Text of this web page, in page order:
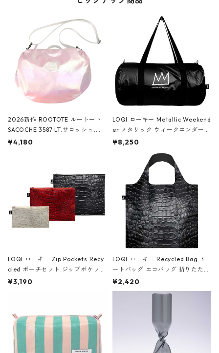
2026新作 ROOTOTE ルートート
SACOCHE 3587 LT.サコッシュ.ル
ミエ-B ショルダーバッグ グロスピ
¥4,180
LOQI ローキー Metallic Weekend
er メタリック ウィークエンダー
ボストンバッグ ショルダーバッグ
Black ジャン=ミッシェル・バスキ
ア/クラウン ブラック
¥8,250
LOQI ローキー Zip Pockets Recy
cled ポーチセット ジップポケット
ファスナーポーチ 撥水加工 トラベ
ーガンディー、オフホワイト
¥3,190
LOQI ローキー Recycled Bag ト
ートバッグ エコバッグ 折りたたみ
大きめ 撥水加工 収納ポーチ CRO
CODILE/Black クロコダイル/ブラ
¥2,420